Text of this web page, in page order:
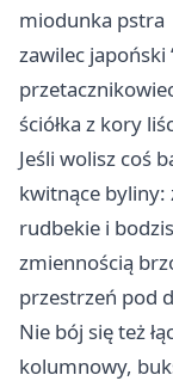
miodunka pstra
zawilec japoński
ściółka z kory
Jeśli wolisz coś
kwitnące byliny:
rudbekie i
zmiennością
przestrzeń pod
Nie bój się też
kolumnowy,